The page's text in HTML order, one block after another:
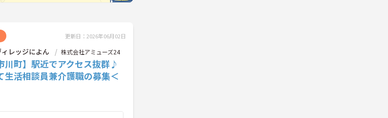
更新日：2026年06月02日
レッジによん 株式会社アミューズ24
川町】駅近でアクセス抜群♪
生活相談員兼介護職の募集＜